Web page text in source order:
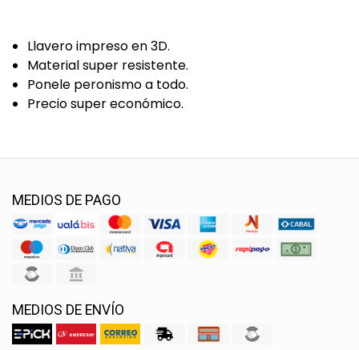
Llavero impreso en 3D.
Material super resistente.
Ponele peronismo a todo.
Precio super económico.
MEDIOS DE PAGO
MEDIOS DE ENVÍO